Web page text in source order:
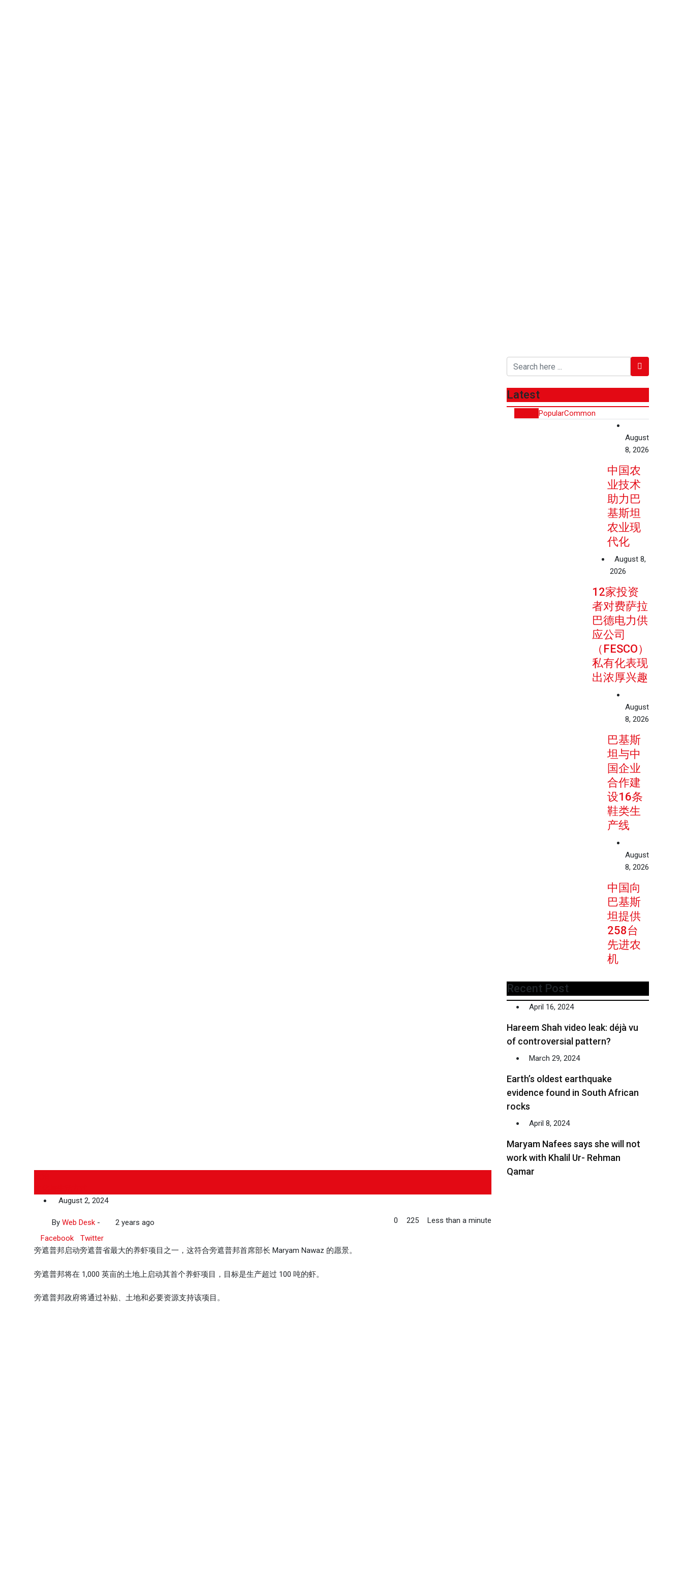
August 2, 2024
By Web Desk - 2 years ago 0 225
Less than a minute
Facebook
Twitter
旁遮普邦启动旁遮普省最大的养虾项目之一，这符合旁遮普邦首席部长 Maryam Nawaz 的愿景。
旁遮普邦将在 1,000 英亩的土地上启动其首个养虾项目，目标是生产超过 100 吨的虾。
旁遮普邦政府将通过补贴、土地和必要资源支持该项目。
Latest
PopularCommon
August
8, 2026
中国农
业技术
助力巴
基斯坦
农业现
代化
August 8,
2026
12家投资
者对费萨拉
巴德电力供
应公司
（FESCO）
私有化表现
出浓厚兴趣
August
8, 2026
巴基斯
坦与中
国企业
合作建
设16条
鞋类生
产线
August
8, 2026
中国向
巴基斯
坦提供
258台
先进农
机
Recent Post
April 16, 2024
Hareem Shah video leak: déjà vu
of controversial pattern?
March 29, 2024
Earth’s oldest earthquake
evidence found in South African
rocks
April 8, 2024
Maryam Nafees says she will not
work with Khalil Ur- Rehman
Qamar